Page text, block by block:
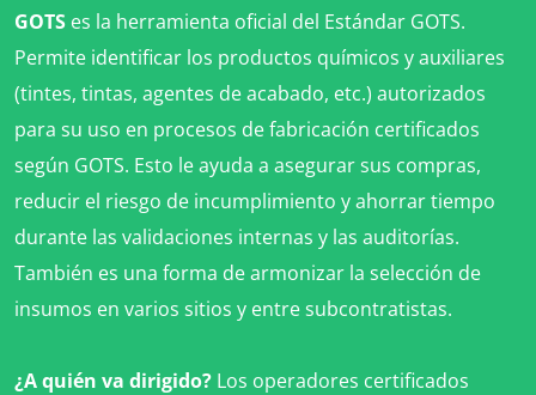
NUESTROS SECTORES COMERCIALES
Agroalimentario
Cosméticos
Insumos
GOTS es la herramienta oficial del Estándar GOTS.
Permite identificar los productos químicos y auxiliares
(tintes, tintas, agentes de acabado, etc.) autorizados
para su uso en procesos de fabricación certificados
según GOTS. Esto le ayuda a asegurar sus compras,
reducir el riesgo de incumplimiento y ahorrar tiempo
durante las validaciones internas y las auditorías.
También es una forma de armonizar la selección de
insumos en varios sitios y entre subcontratistas.
¿A quién va dirigido? Los operadores certificados